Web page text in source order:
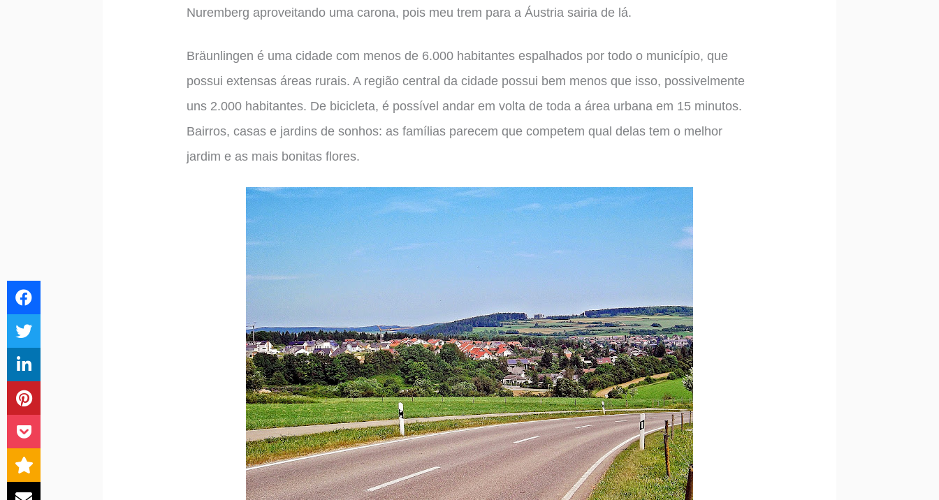
Nuremberg aproveitando uma carona, pois meu trem para a Áustria sairia de lá.
Bräunlingen é uma cidade com menos de 6.000 habitantes espalhados por todo o município, que
possui extensas áreas rurais. A região central da cidade possui bem menos que isso, possivelmente
uns 2.000 habitantes. De bicicleta, é possível andar em volta de toda a área urbana em 15 minutos.
Bairros, casas e jardins de sonhos: as famílias parecem que competem qual delas tem o melhor
jardim e as mais bonitas flores.